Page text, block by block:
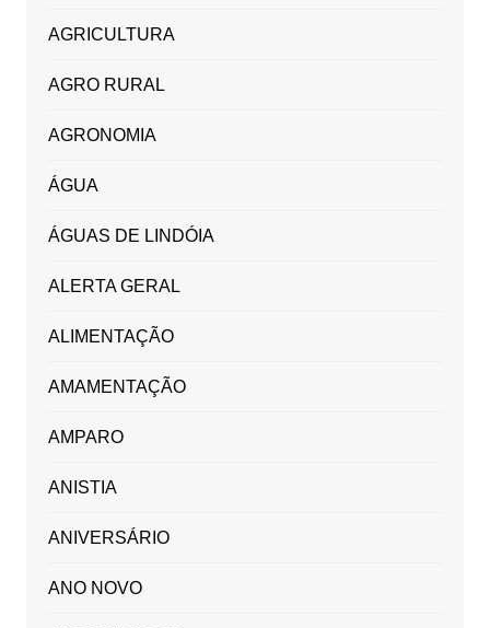
AGRICULTURA
AGRO RURAL
AGRONOMIA
ÁGUA
ÁGUAS DE LINDÓIA
ALERTA GERAL
ALIMENTAÇÃO
AMAMENTAÇÃO
AMPARO
ANISTIA
ANIVERSÁRIO
ANO NOVO